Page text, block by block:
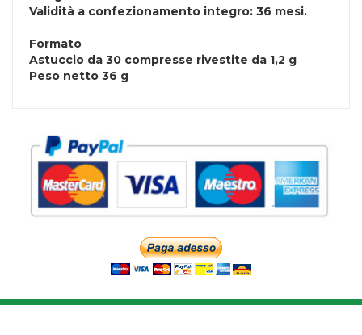
Validità a confezionamento integro: 36 mesi.
Formato
Astuccio da 30 compresse rivestite da 1,2 g
Peso netto 36 g